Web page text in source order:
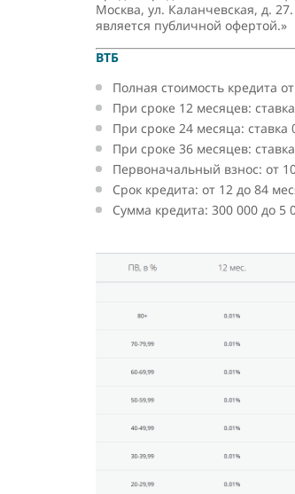
Москва, ул. Каланчевская, д.
является публичной офертой.»
ВТБ
Полная стоимость кредита
При сроке 12 месяцев:
При сроке 24 месяца:
При сроке 36 месяцев:
Первоначальный взнос: от
Срок кредита: от 12 до 84
Сумма кредита: 300 000 до 5